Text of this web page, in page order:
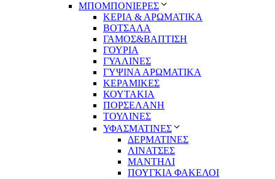
ΜΠΟΜΠΟΝΙΕΡΕΣ
ΚΕΡΙΑ & ΑΡΩΜΑΤΙΚΑ
ΒΟΤΣΑΛΑ
ΓΑΜΟΣ&ΒΑΠΤΙΣΗ
ΓΟΥΡΙΑ
ΓΥΑΛΙΝΕΣ
ΓΥΨΙΝΑ ΑΡΩΜΑΤΙΚΑ
ΚΕΡΑΜΙΚΕΣ
ΚΟΥΤΑΚΙΑ
ΠΟΡΣΕΛΑΝΗ
ΤΟΥΛΙΝΕΣ
ΥΦΑΣΜΑΤΙΝΕΣ
ΔΕΡΜΑΤΙΝΕΣ
ΛΙΝΑΤΣΕΣ
ΜΑΝΤΗΛΙ
ΠΟΥΓΚΙΑ ΦΑΚΕΛΟΙ